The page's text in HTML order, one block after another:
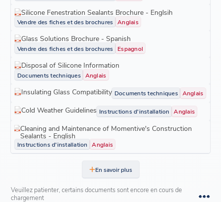
Silicone Fenestration Sealants Brochure - Englsih
Vendre des fiches et des brochures Anglais
Glass Solutions Brochure - Spanish
Vendre des fiches et des brochures Espagnol
Disposal of Silicone Information
Documents techniques Anglais
Insulating Glass Compatibility Documents techniques Anglais
Cold Weather Guidelines Instructions d'installation Anglais
Cleaning and Maintenance of Momentive's Construction
Sealants - English
Instructions d'installation Anglais
En savoir plus
Veuillez patienter, certains documents sont encore en cours de
chargement